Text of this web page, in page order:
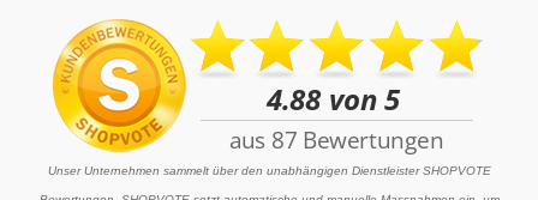
Unser Unternehmen sammelt über den unabhängigen Dienstleister SHOPVOTE